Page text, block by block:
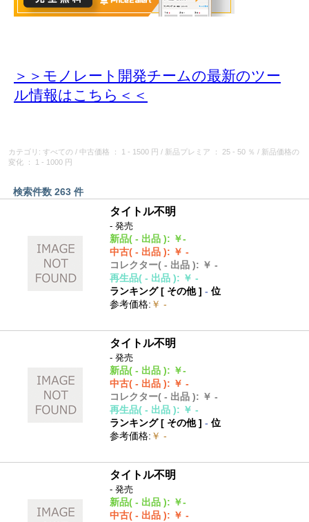
＞＞モノレート開発チームの最新のツー
ル情報はこちら＜＜
カテゴリ: すべての / 中古価格 ： 1 - 1500 円 / 新品プレミア ： 25 - 50 ％ / 新品価格の
変化
： 1 - 1000 円
検索件数 263 件
タイトル不明
- 発売
新品( - 出品 ): ￥-
中古( - 出品 ): ￥ -
コレクター( - 出品 ): ￥ -
再生品( - 出品 ): ￥ -
ランキング [ その他]- 位
参考価格: ￥ -
タイトル不明
- 発売
新品( - 出品 ): ￥-
中古( - 出品 ): ￥ -
コレクター( - 出品 ): ￥ -
再生品( - 出品 ): ￥ -
ランキング [ その他]- 位
参考価格: ￥ -
タイトル不明
- 発売
新品( - 出品 ): ￥-
中古( - 出品 ): ￥ -